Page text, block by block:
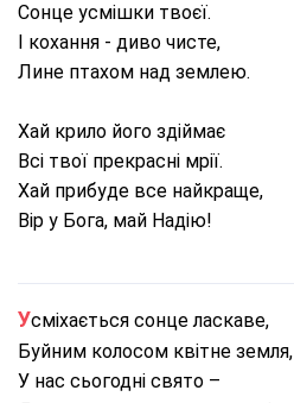
Сонце усмішки твоєї.
І кохання - диво чисте,
Лине птахом над землею.
Хай крило його здіймає
Всі твої прекрасні мрії.
Хай прибуде все найкраще,
Вір у Бога, май Надію!
Усміхається сонце ласкаве,
Буйним колосом квітне земля,
У нас сьогодні свято –